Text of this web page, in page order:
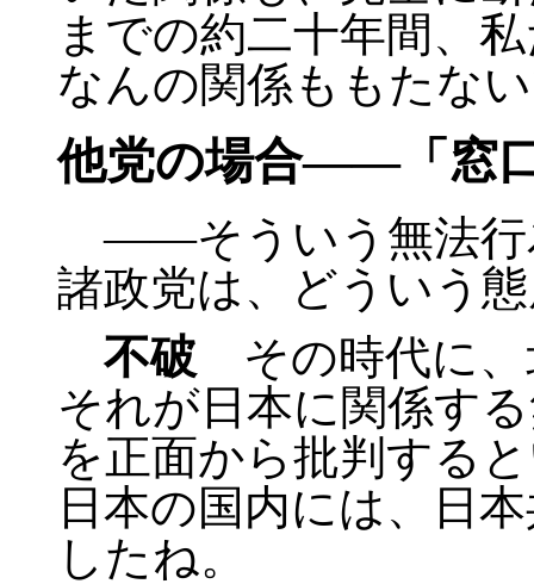
までの約二十年間、
なんの関係ももたな
他党の場合――「窓
――そういう無法行
諸政党は、どういう
不破 その時代に、
それが日本に関係す
を正面から批判する
日本の国内には、日
したね。